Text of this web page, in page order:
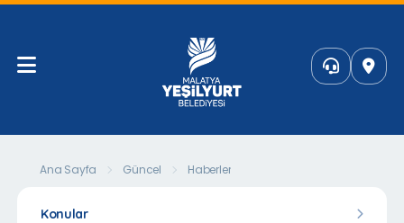
Ana Sayfa Güncel Haberler
Konular